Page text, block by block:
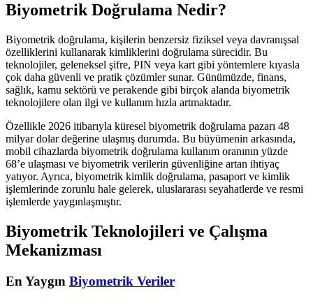
Biyometrik Doğrulama Nedir?
Biyometrik doğrulama, kişilerin benzersiz fiziksel veya davranışsal
özelliklerini kullanarak kimliklerini doğrulama sürecidir. Bu
teknolojiler, geleneksel şifre, PIN veya kart gibi yöntemlere kıyasla
çok daha güvenli ve pratik çözümler sunar. Günümüzde, finans,
sağlık, kamu sektörü ve perakende gibi birçok alanda biyometrik
teknolojilere olan ilgi ve kullanım hızla artmaktadır.
Özellikle 2026 itibarıyla küresel biyometrik doğrulama pazarı 48
milyar dolar değerine ulaşmış durumda. Bu büyümenin arkasında,
mobil cihazlarda biyometrik doğrulama kullanım oranının yüzde
68’e ulaşması ve biyometrik verilerin güvenliğine artan ihtiyaç
yatıyor. Ayrıca, biyometrik kimlik doğrulama, pasaport ve kimlik
işlemlerinde zorunlu hale gelerek, uluslararası seyahatlerde ve resmi
işlemlerde yaygınlaşmıştır.
Biyometrik Teknolojileri ve Çalışma
Mekanizması
En Yaygın Biyometrik Veriler